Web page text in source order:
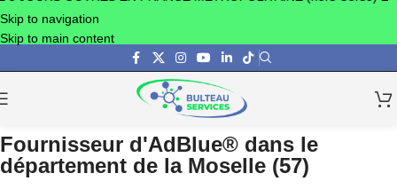
Skip to navigation
Skip to main content
Fournisseur d'AdBlue® dans le
département de la Moselle (57)